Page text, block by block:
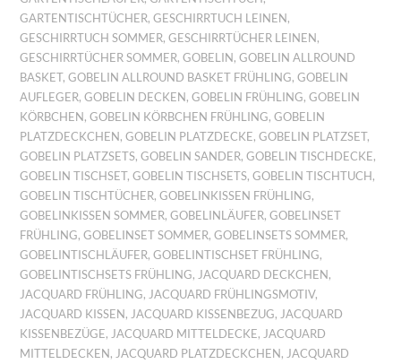
GARTENTISCHTÜCHER,GESCHIRRTUCH LEINEN ,
GESCHIRRTUCH SOMMER,GESCHIRRTÜCHER LEINEN ,
GESCHIRRTÜCHER SOMMER,GOBELIN ,GOBELIN ALLROUND
BASKET,GOBELIN ALLROUND BASKET FRÜHLING,GOBELIN
AUFLEGER,GOBELIN DECKEN ,GOBELIN FRÜHLING,GOBELIN
KÖRBCHEN ,GOBELIN KÖRBCHEN FRÜHLING,GOBELIN
PLATZDECKCHEN ,GOBELIN PLATZDECKE,GOBELIN PLATZSET,
GOBELIN PLATZSETS,GOBELIN SANDER,GOBELIN TISCHDECKE,
GOBELIN TISCHSET,GOBELIN TISCHSETS,GOBELIN TISCHTUCH ,
GOBELIN TISCHTÜCHER,GOBELINKISSEN FRÜHLING,
GOBELINKISSEN SOMMER,GOBELINLÄUFER,GOBELINSET
FRÜHLING,GOBELINSET SOMMER,GOBELINSETS SOMMER,
GOBELINTISCHLÄUFER,GOBELINTISCHSET FRÜHLING,
GOBELINTISCHSETS FRÜHLING, JACQUARD DECKCHEN ,
JACQUARD FRÜHLING, JACQUARD FRÜHLINGSMOTIV,
JACQUARD KISSEN , JACQUARD KISSENBEZUG, JACQUARD
KISSENBEZÜGE, JACQUARD MITTELDECKE, JACQUARD
MITTELDECKEN , JACQUARD PLATZDECKCHEN , JACQUARD